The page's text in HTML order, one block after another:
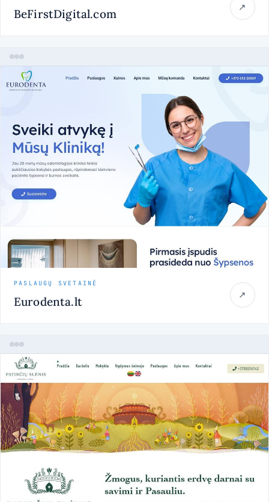
BeFirstDigital.com ↗
PASLAUGŲ SVETAINĖ
Eurodenta.lt ↗